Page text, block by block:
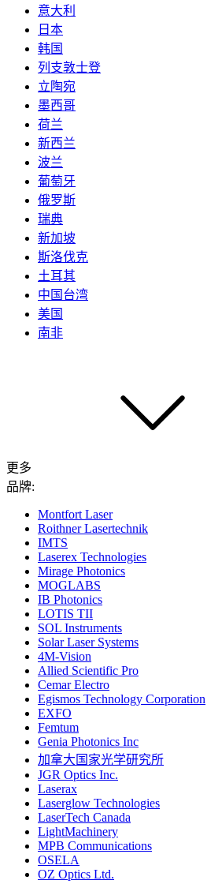
意大利
日本
韩国
列支敦士登
立陶宛
墨西哥
荷兰
新西兰
波兰
葡萄牙
俄罗斯
瑞典
新加坡
斯洛伐克
土耳其
中国台湾
美国
南非
更多
品牌:
Montfort Laser
Roithner Lasertechnik
IMTS
Laserex Technologies
Mirage Photonics
MOGLABS
IB Photonics
LOTIS TII
SOL Instruments
Solar Laser Systems
4M-Vision
Allied Scientific Pro
Cemar Electro
Egismos Technology Corporation
EXFO
Femtum
Genia Photonics Inc
加拿大国家光学研究所
JGR Optics Inc.
Laserax
Laserglow Technologies
LaserTech Canada
LightMachinery
MPB Communications
OSELA
OZ Optics Ltd.